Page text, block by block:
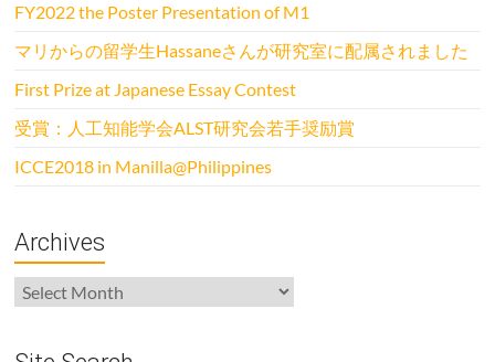
FY2022 the Poster Presentation of M1
マリからの留学生Hassaneさんが研究室に配属されました
First Prize at Japanese Essay Contest
受賞：人工知能学会ALST研究会若手奨励賞
ICCE2018 in Manilla@Philippines
Archives
Archives